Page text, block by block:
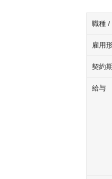
職種 /
雇用
契約
給与